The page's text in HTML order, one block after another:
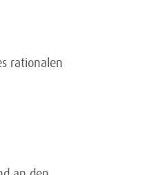
rationalen